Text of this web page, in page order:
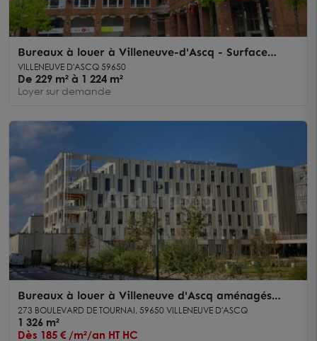
Bureaux à louer à Villeneuve-d'Ascq - Surface
cloisonnée, accès rapide métro et grands axes
VILLENEUVE D'ASCQ 59650
De 229 m² à 1 224 m²
Loyer sur demande
Bureaux à louer à Villeneuve d'Ascq aménagés
pour formation et enseignement
273 BOULEVARD DE TOURNAI, 59650 VILLENEUVE D'ASCQ
1 326 m²
Dès 185 € /m²/an HT HC